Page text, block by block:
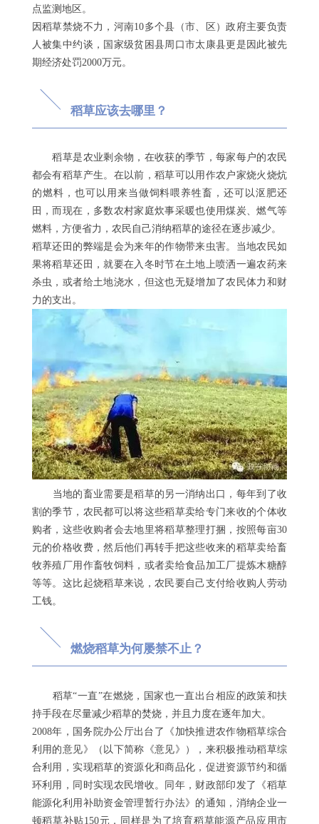
点监测地区。
因稻草禁烧不力，河南10多个县（市、区）政府主要负责
人被集中约谈，国家级贫困县周口市太康县更是因此被先
期经济处罚2000万元。
稻草应该去哪里？
稻草是农业剩余物，在收获的季节，每家每户的农民
都会有稻草产生。在以前，稻草可以用作农户家烧火烧炕
的燃料，也可以用来当做饲料喂养牲畜，还可以沤肥还
田，而现在，多数农村家庭炊事采暖也使用煤炭、燃气等
燃料，方便省力，农民自己消纳稻草的途径在逐步减少。
稻草还田的弊端是会为来年的作物带来虫害。当地农民如
果将稻草还田，就要在入冬时节在土地上喷洒一遍农药来
杀虫，或者给土地浇水，但这也无疑增加了农民体力和财
力的支出。
当地的畜业需要是稻草的另一消纳出口，每年到了收
割的季节，农民都可以将这些稻草卖给专门来收的个体收
购者，这些收购者会去地里将稻草整理打捆，按照每亩30
元的价格收费，然后他们再转手把这些收来的稻草卖给畜
牧养殖厂用作畜牧饲料，或者卖给食品加工厂提炼木糖醇
等等。这比起烧稻草来说，农民要自己支付给收购人劳动
工钱。
燃烧稻草为何屡禁不止？
稻草“一直”在燃烧，国家也一直出台相应的政策和扶
持手段在尽量减少稻草的焚烧，并且力度在逐年加大。
2008年，国务院办公厅出台了《加快推进农作物稻草综合
利用的意见》（以下简称《意见》），来积极推动稻草综
合利用，实现稻草的资源化和商品化，促进资源节约和循
环利用，同时实现农民增收。同年，财政部印发了《稻草
能源化利用补助资金管理暂行办法》的通知，消纳企业一
顿稻草补贴150元，同样是为了培育稻草能源产品应用市